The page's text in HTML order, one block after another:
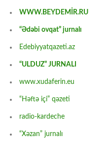
WWW.BEYDEMİR.RU
“Ədəbi ovqat” jurnalı
Edebiyyatqazeti.az
“ULDUZ” JURNALI
www.xudaferin.eu
“Həftə içi” qəzeti
radio-kardeche
“Xəzan” jurnalı